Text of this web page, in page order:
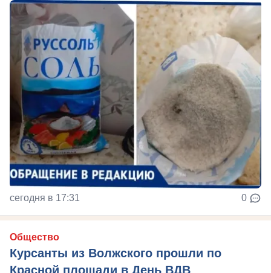
сегодня в 17:31 0
Общество
Курсанты из Волжского прошли по
Красной площади в День ВДВ